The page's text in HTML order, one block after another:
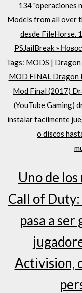
134 "operaciones
Models from all over
desde FileHorse.
PSJailBreak »
Tags: MODS |
MOD FINAL Dragon
Mod Final (2017)
(YouTube Gaming)
instalar facilmente
o discos
Uno de los
Call of
pasa a
Activision,